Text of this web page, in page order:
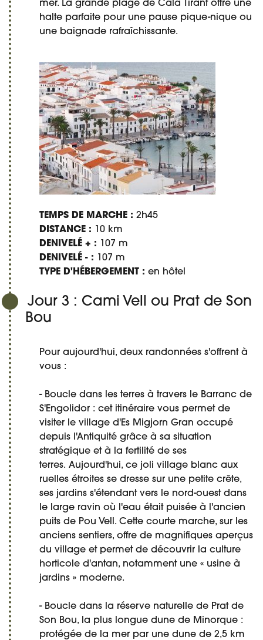
mer. La grande plage de Cala Tirant offre une
halte parfaite pour une pause pique-nique ou
une baignade rafraîchissante.
TEMPS DE MARCHE : 2h45
DISTANCE : 10 km
DENIVELÉ + : 107 m
DENIVELÉ - : 107 m
TYPE D'HÉBERGEMENT : en hôtel
Jour 3 : Cami Vell ou Prat de Son
Bou
Pour aujourd'hui, deux randonnées s'offrent à
vous :
- Boucle dans les terres à travers le Barranc de
S'Engolidor : cet itinéraire vous permet de
visiter le village d'Es Migjorn Gran occupé
depuis l'Antiquité grâce à sa situation
stratégique et à la fertilité de ses
terres. Aujourd'hui, ce joli village blanc aux
ruelles étroites se dresse sur une petite crête,
ses jardins s'étendant vers le nord-ouest dans
le large ravin où l'eau était puisée à l'ancien
puits de Pou Vell. Cette courte marche, sur les
anciens sentiers, offre de magnifiques aperçus
du village et permet de découvrir la culture
horticole d'antan, notamment une « usine à
jardins » moderne.
- Boucle dans la réserve naturelle de Prat de
Son Bou, la plus longue dune de Minorque :
protégée de la mer par une dune de 2,5 km